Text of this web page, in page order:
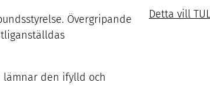
Övergripande
den ifylld och
Detta vill